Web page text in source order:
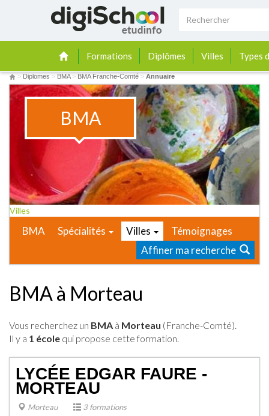
Formations Diplômes Villes Types
> Diplomes > BMA> BMA Franche-Comté > Annuaire
BMA
Villes
BMA Spécialités Villes
Témoignages
Affiner ma recherche
BMA à Morteau
Vous recherchez un BMA à Morteau (Franche-Comté).
Il y a 1 école qui propose cette formation.
LYCÉE EDGAR FAURE -
MORTEAU
Morteau 3 formations